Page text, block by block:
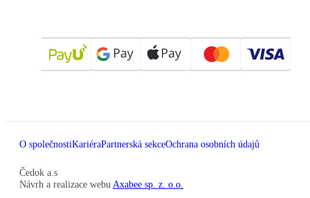
O společnostiKariéraPartnerská sekceOchrana osobních údajů
Čedok a.s
Návrh a realizace webu Axabee sp. z. o.o.